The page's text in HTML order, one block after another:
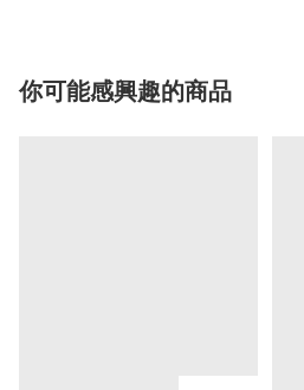
你可能感興趣的商品